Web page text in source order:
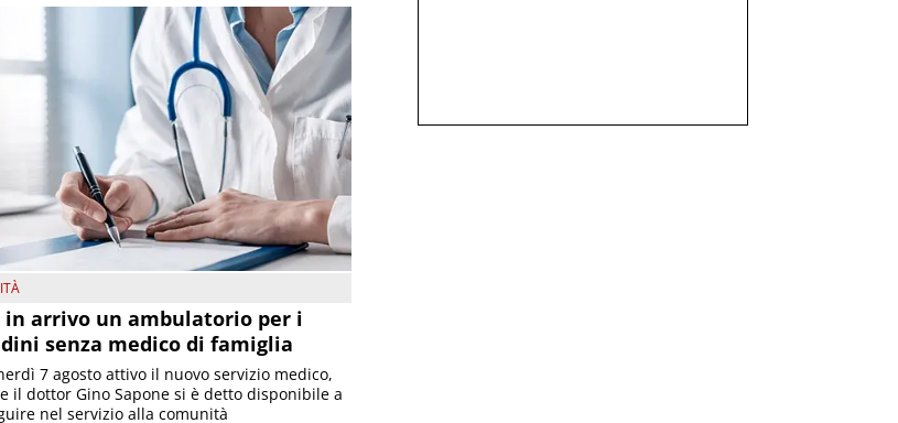
in arrivo un ambulatorio per i
senza medico di famiglia
7 agosto attivo il nuovo servizio medico,
il dottor Gino Sapone si è detto disponibile a
nel servizio alla comunità